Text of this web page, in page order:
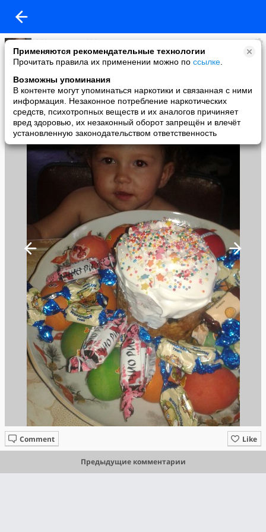
Применяются рекомендательные технологии
Прочитать правила их применении можно по ссылке
Возможны упоминания
В контенте могут упоминаться наркотики и связанная с ними
информация. Незаконное потребление наркотических
средств, психотропных веществ и их аналогов причиняет
вред здоровью, их незаконный оборот запрещён и влечёт
установленную законодательством ответственность
***милашка ***
added a photo
16 Apr в 21:15
Like
Comment
Предыдущие комментарии